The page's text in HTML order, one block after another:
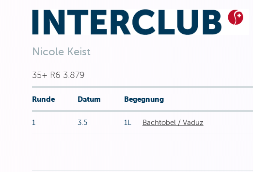
Nicole Keist
35+ R6 3.879
Runde Datum Begegnung
1 3.5 1L Bachtobel / Vaduz